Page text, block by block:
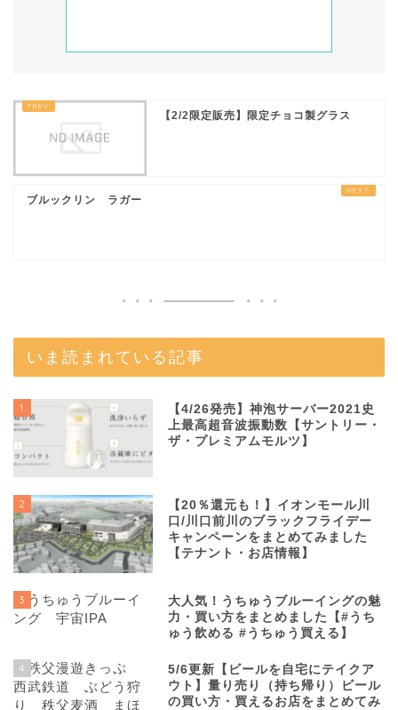
【2/2限定販売】限定チョコ製グラス
ブルックリン ラガー
いま読まれている記事
1
【4/26発売】神泡サーバー2021史
上最高超音波振動数【サントリー・
ザ・プレミアムモルツ】
2
【20％還元も！】イオンモール川
口/川口前川のブラックフライデー
キャンペーンをまとめてみました
【テナント・お店情報】
3
大人気！うちゅうブルーイングの魅
力・買い方をまとめました【#うち
ゅう飲める #うちゅう買える】
4
5/6更新【ビールを自宅にテイクア
ウト】量り売り（持ち帰り）ビール
の買い方・買えるお店をまとめてみ